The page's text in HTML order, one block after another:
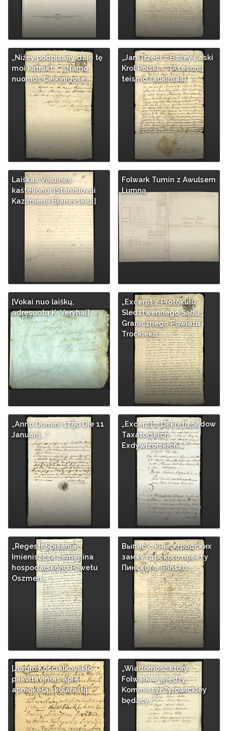
„Niźey podpisany daię tę
moi kątrakt...". [Namo
nuomos Ceikiniuose…
„Jan Trzeci z Boźey Łaski
Krol Polski...". [Asesorių
teismo šaukimas]
Laiškas Voluinės
kaštelionui [Stanislovui
Kazimierui Bianevskiui]
Folwark Tumin z Awulsem
Lumną
[Vokai nuo laiškų,
adresuotų K. Veryhai]
„Excerpt z Protokułu
Sledztwennego Sądu
Granicznego Powiatu
Trockieko…
„Anno Domini 1790 Die 11
Januarij...“
„Excerpt z Dekretu Sądow
Taxatorskich
Exdywizorskich..."
„Regestr Spisania
Imieniszcza zemenina
hospodarskoho Powetu
Oszmen…
Выпис с книг кгродских
замку гдрского повету
Пинского. [Pinsko…
[Jurgio Koscialkovskio
pakvitavimas apie
apmokėtą skolaraštį]
„Wiadomość który
Folwark w wiedzy
Kommissyi Źyrowickiey
będący..."